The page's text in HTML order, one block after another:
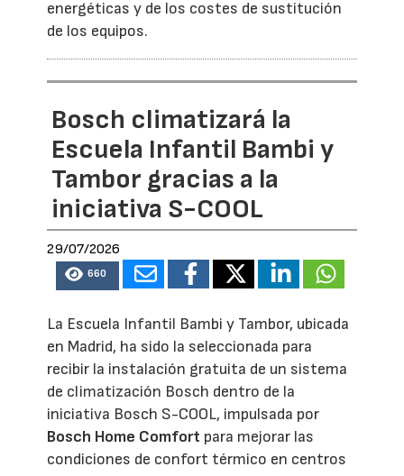
energéticas y de los costes de sustitución
de los equipos.
Bosch climatizará la
Escuela Infantil Bambi y
Tambor gracias a la
iniciativa S-COOL
29/07/2026
660
La Escuela Infantil Bambi y Tambor, ubicada
en Madrid, ha sido la seleccionada para
recibir la instalación gratuita de un sistema
de climatización Bosch dentro de la
iniciativa Bosch S-COOL, impulsada por
Bosch Home Comfort para mejorar las
condiciones de confort térmico en centros